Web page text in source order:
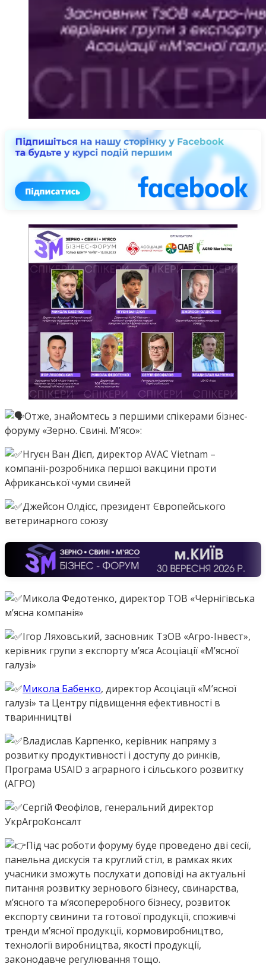
Отже, знайомтесь з першими спікерами бізнес-
форуму «Зерно. Свині. М’ясо»:
Нгуєн Ван Дієп, директор AVAC Vietnam –
компанії-розробника першої вакцини проти
Африканської чуми свиней
Джейсон Олдісс, президент Європейського
ветеринарного союзу
Микола Федотенко, директор ТОВ «Чернігівська
мʼясна компанія»
Ігор Ляховський, засновник ТзОВ «Агро-Інвест»,
керівник групи з експорту мʼяса Асоціації «Мʼясної
галузі»
Микола Бабенко, директор Асоціації «М’ясної
галузі» та Центру підвищення ефективності в
тваринництві
Владислав Карпенко, керівник напряму з
розвитку продуктивності і доступу до ринків,
Програма USAID з аграрного і сільського розвитку
(АГРО)
Сергій Феофілов, генеральний директор
УкрАгроКонсалт
Під час роботи форуму буде проведено дві сесії,
панельна дискусія та круглий стіл, в рамках яких
учасники зможуть послухати доповіді на актуальні
питання розвитку зернового бізнесу, свинарства,
м’ясного та м’ясопереробного бізнесу, розвиток
експорту свинини та готової продукції, споживчі
тренди м’ясної продукції, кормовиробництво,
технології виробництва, якості продукції,
законодавче регулювання тощо.